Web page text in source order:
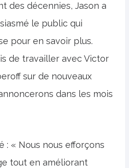
des décennies, Jason a
le public qui
pour en savoir plus.
de travailler avec Victor
sur de nouveaux
dans les mois
: « Nous nous efforçons
tout en améliorant